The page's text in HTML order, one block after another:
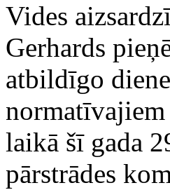
Vides
Gerhards
atbildīgo
normatīvajiem
laikā šī gada
pārstrādes